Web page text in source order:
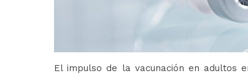
El impulso de la vacunación en adultos